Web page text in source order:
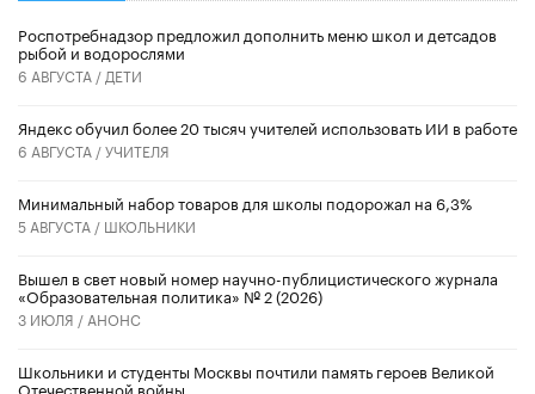
Роспотребнадзор предложил дополнить меню школ и детсадов
рыбой и водорослями
6 АВГУСТА / ДЕТИ
​Яндекс обучил более 20 тысяч учителей использовать ИИ в работе
6 АВГУСТА /УЧИТЕЛЯ
Минимальный набор товаров для школы подорожал на 6,3%
5 АВГУСТА / ШКОЛЬНИКИ
Вышел в свет новый номер научно-публицистического журнала
«Образовательная политика» № 2 (2026)
3 ИЮЛЯ / АНОНС
Школьники и студенты Москвы почтили память героев Великой
Отечественной войны